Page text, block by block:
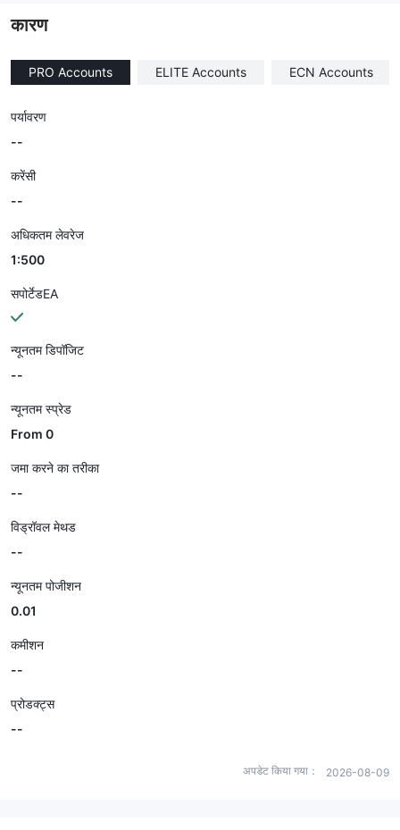
कारण
PRO Accounts ELITE Accounts ECN Accounts
पर्यावरण
--
करेंसी
--
अधिकतम लेवरेज
1:500
सपोर्टेडEA
न्यूनतम डिपॉजिट
--
न्यूनतम स्प्रेड
From 0
जमा करने का तरीका
--
विड्रॉवल मेथड
--
न्यूनतम पोजीशन
0.01
कमीशन
--
प्रोडक्ट्स
--
अपडेट किया गया： 2026-08-09